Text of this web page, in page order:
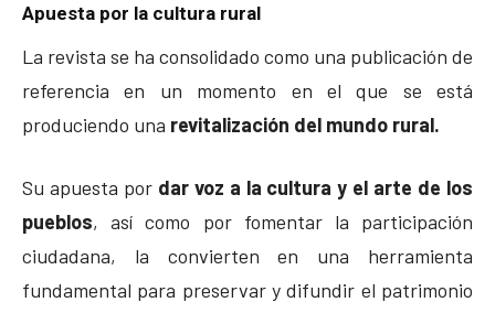
Apuesta por la cultura rural
La revista se ha consolidado como una publicación de
referencia en un momento en el que se está
produciendo una revitalización del mundo rural.
Su apuesta por dar voz a la cultura y el arte de los
pueblos, así como por fomentar la participación
ciudadana, la convierten en una herramienta
fundamental para preservar y difundir el patrimonio